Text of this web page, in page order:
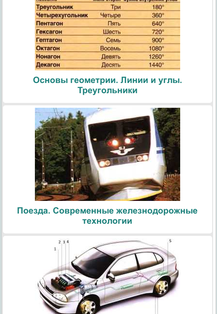
Основы геометрии. Линии и углы.
Треугольники
Поезда. Современные железнодорожные
технологии